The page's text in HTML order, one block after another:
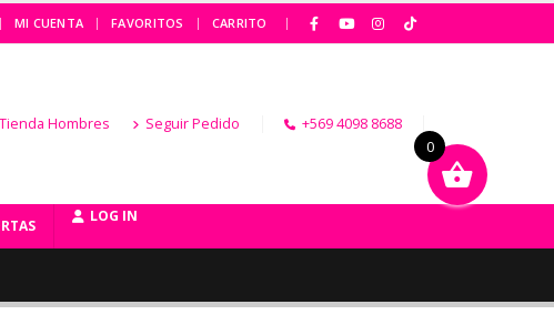
| MI CUENTA FAVORITOS CARRITO |
Tienda Hombres Seguir Pedido +569 4098 8688
LOG IN
0